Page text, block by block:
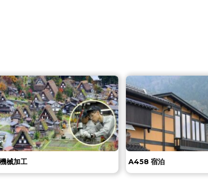
械加工 A458 宿泊